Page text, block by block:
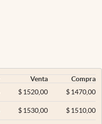
Venta
Compra
$ 1520,00 $1470,00
$ 1530,00 $1510,00